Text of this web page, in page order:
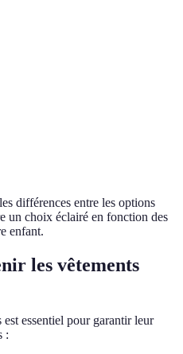
différences entre les options
un choix éclairé en fonction des
enfant.
les vêtements
essentiel pour garantir leur
: